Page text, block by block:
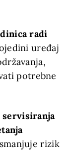
radi
uređaj
potrebne
servisiranja
rizik